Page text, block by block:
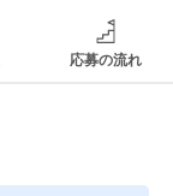
応募の流れ